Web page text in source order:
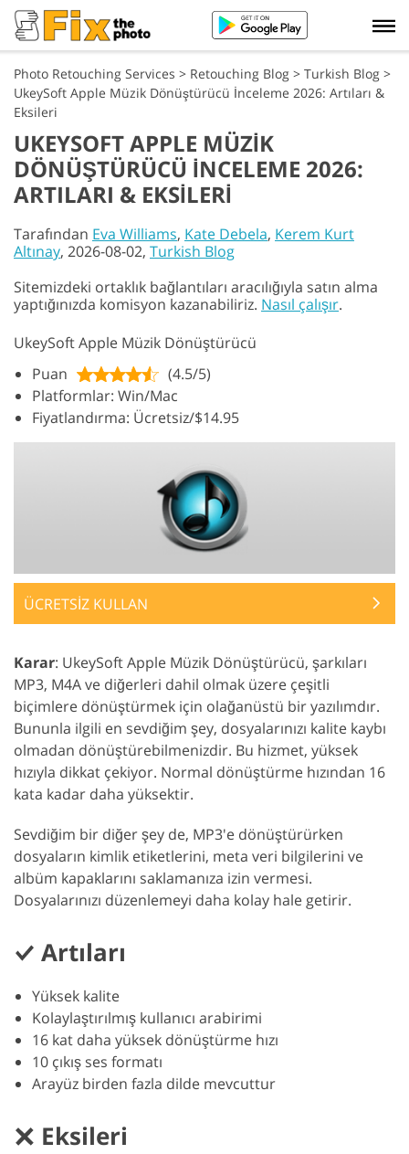
Photo Retouching Services > Retouching Blog > Turkish Blog >
UkeySoft Apple Müzik Dönüştürücü İnceleme 2026: Artıları &
Eksileri
UKEYSOFT APPLE MÜZIK
DÖNÜŞTÜRÜCÜ İNCELEME 2026:
ARTILARI & EKSILERI
Tarafından Eva Williams, Kate Debela, Kerem Kurt
Altınay, 2026-08-02, Turkish Blog
Sitemizdeki ortaklık bağlantıları aracılığıyla satın alma
yaptığınızda komisyon kazanabiliriz. Nasıl çalışır.
UkeySoft Apple Müzik Dönüştürücü
Puan
(4.5/5)
Platformlar: Win/Mac
Fiyatlandırma: Ücretsiz/$14.95
ÜCRETSİZ KULLAN
Karar: UkeySoft Apple Müzik Dönüştürücü, şarkıları
MP3, M4A ve diğerleri dahil olmak üzere çeşitli
biçimlere dönüştürmek için olağanüstü bir yazılımdır.
Bununla ilgili en sevdiğim şey, dosyalarınızı kalite kaybı
olmadan dönüştürebilmenizdir. Bu hizmet, yüksek
hızıyla dikkat çekiyor. Normal dönüştürme hızından 16
kata kadar daha yüksektir.
Sevdiğim bir diğer şey de, MP3'e dönüştürürken
dosyaların kimlik etiketlerini, meta veri bilgilerini ve
albüm kapaklarını saklamanıza izin vermesi.
Dosyalarınızı düzenlemeyi daha kolay hale getirir.
Artıları
Yüksek kalite
Kolaylaştırılmış kullanıcı arabirimi
16 kat daha yüksek dönüştürme hızı
10 çıkış ses formatı
Arayüz birden fazla dilde mevcuttur
Eksileri